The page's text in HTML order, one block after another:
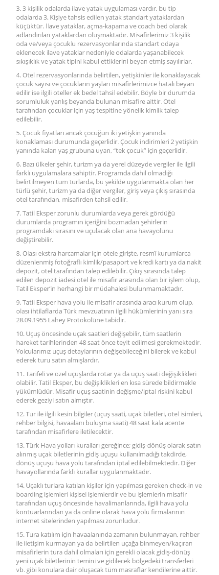
3. 3 kişilik odalarda ilave yatak uygulaması vardır, bu tip
odalarda 3. Kişiye tahsis edilen yatak standart yataklardan
küçüktür. İlave yataklar, açma-kapama ve coach bed olarak
adlandırılan yataklardan oluşmaktadır. Misafirlerimiz 3 kişilik
oda ve/veya çocuklu rezervasyonlarında standart odaya
eklenecek ilave yataklar nedeniyle odalarda yaşanabilecek
sıkışıklık ve yatak tipini kabul ettiklerini beyan etmiş sayılırlar.
4. Otel rezervasyonlarında belirtilen, yetişkinler ile konaklayacak
çocuk sayısı ve çocukların yaşları misafirlerimizce hatalı beyan
edilir ise ilgili oteller ek bedel tahsil edebilir. Böyle bir durumda
sorumluluk yanlış beyanda bulunan misafire aittir. Otel
tarafından çocuklar için yaş tespitine yönelik kimlik talep
edilebilir.
5. Çocuk fiyatları ancak çocuğun iki yetişkin yanında
konaklaması durumunda geçerlidir. Çocuk indirimleri 2 yetişkin
yanında kalan yaş grubuna uyan, “tek çocuk” için geçerlidir.
6. Bazı ülkeler şehir, turizm ya da yerel düzeyde vergiler ile ilgili
farklı uygulamalara sahiptir. Programda dahil olmadığı
belirtilmeyen tüm turlarda, bu şekilde uygulanmakta olan her
türlü şehir, turizm ya da diğer vergiler, giriş veya çıkış sırasında
otel tarafından, misafirden tahsil edilir.
7. Tatil Eksper zorunlu durumlarda veya gerek gördüğü
durumlarda programın içeriğini bozmadan şehirlerin
programdaki sırasını ve uçulacak olan ana havayolunu
değiştirebilir.
8. Olası ekstra harcamalar için otele girişte, resmî kurumlarca
düzenlenmiş fotoğraflı kimlik/pasaport ve kredi kartı ya da nakit
depozit, otel tarafından talep edilebilir. Çıkış sırasında talep
edilen depozit iadesi otel ile misafir arasında olan bir işlem olup,
Tatil Eksper’in herhangi bir müdahalesi bulunmamaktadır.
9. Tatil Eksper hava yolu ile misafir arasında aracı kurum olup,
olası ihtilaflarda Türk mevzuatının ilgili hükümlerinin yanı sıra
28.09.1955 Lahey Protokolüne tabidir.
10. Uçuş öncesinde uçak saatleri değişebilir, tüm saatlerin
hareket tarihlerinden 48 saat önce teyit edilmesi gerekmektedir.
Yolcularımız uçuş detaylarının değişebileceğini bilerek ve kabul
ederek turu satın almışlardır.
11. Tarifeli ve özel uçuşlarda rötar ya da uçuş saati değişiklikleri
olabilir. Tatil Eksper, bu değişiklikleri en kısa sürede bildirmekle
yükümlüdür. Misafir uçuş saatinin değişme/iptal riskini kabul
ederek geziyi satın almıştır.
12. Tur ile ilgili kesin bilgiler (uçuş saati, uçak biletleri, otel isimleri,
rehber bilgisi, havaalanı buluşma saati) 48 saat kala acente
tarafından misafirlere iletilecektir.
13. Türk Hava yolları kuralları gereğince; gidiş-dönüş olarak satın
alınmış uçak biletlerinin gidiş uçuşu kullanılmadığı takdirde,
dönüş uçuşu hava yolu tarafından iptal edilebilmektedir. Diğer
havayollarında farklı kurallar uygulanmaktadır.
14. Uçaklı turlara katılan kişiler için yapılması gereken check-in ve
boarding işlemleri kişisel işlemlerdir ve bu işlemlerin misafir
tarafından uçuş öncesinde havalimanlarında, ilgili hava yolu
kontuarlarından ya da online olarak hava yolu firmalarının
internet sitelerinden yapılması zorunludur.
15. Tura katılım için havaalanında zamanın bulunmayan, rehber
ile iletişim kurmayan ya da belirtilen uçağa binmeyen/kaçıran
misafirlerin tura dahil olmaları için gerekli olacak gidiş-dönüş
yeni uçak biletlerinin temini ve gidilecek bölgedeki transferleri
vb. gibi konulara dair oluşacak tüm masraflar kendilerine aittir.